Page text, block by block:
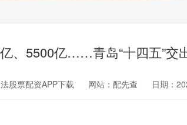
、5500亿……青岛“十四五”交
股票配资APP下载 网站：配先查 日期：